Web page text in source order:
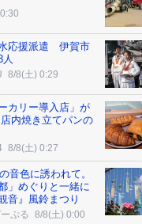
応援派遣 伊賀市
8/8(土) 0:29
カリー導入店」が
内焼き立てパンの
8/8(土) 0:27
音色に誘われて。
」めぐりと一緒に
音』風鈴まつり
ぷる 8/8(土) 0:00